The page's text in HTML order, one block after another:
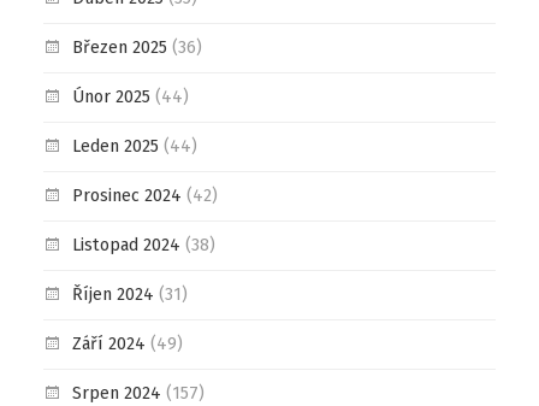
Březen 2025 (36)
Únor 2025 (44)
Leden 2025 (44)
Prosinec 2024 (42)
Listopad 2024 (38)
Říjen 2024 (31)
Září 2024 (49)
Srpen 2024 (157)